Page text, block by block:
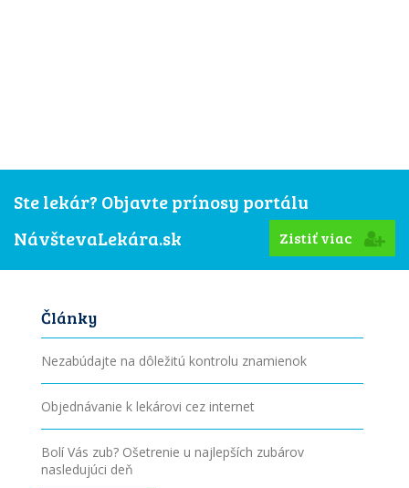
Ste lekár? Objavte prínosy portálu
NávštevaLekára.sk
Zistiť viac
Články
Nezabúdajte na dôležitú kontrolu znamienok
Objednávanie k lekárovi cez internet
Bolí Vás zub? Ošetrenie u najlepších zubárov
nasledujúci deň